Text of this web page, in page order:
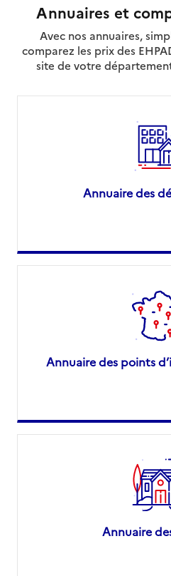
Annuaires et
Avec nos annuaires,
comparez les prix des
site de votre
Annuaire des
Annuaire des points
Annuaire